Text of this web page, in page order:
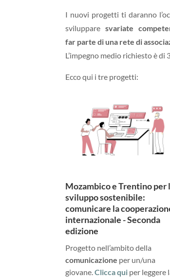
I nuovi progetti ti daranno
svilupparesvariate
far parte di una rete di
L’impegno medio richiesto è
Ecco qui i tre progetti:
Mozambico e Trentino per
sviluppo sostenibile:
comunicare la
internazionale - Seconda
edizione
Progetto nell’ambito della
comunicazione per un/una
giovane.Clicca qui per leggere